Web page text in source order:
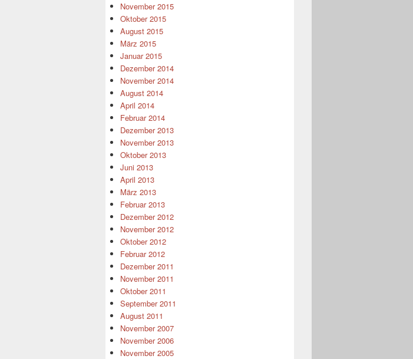
November 2015
Oktober 2015
August 2015
März 2015
Januar 2015
Dezember 2014
November 2014
August 2014
April 2014
Februar 2014
Dezember 2013
November 2013
Oktober 2013
Juni 2013
April 2013
März 2013
Februar 2013
Dezember 2012
November 2012
Oktober 2012
Februar 2012
Dezember 2011
November 2011
Oktober 2011
September 2011
August 2011
November 2007
November 2006
November 2005